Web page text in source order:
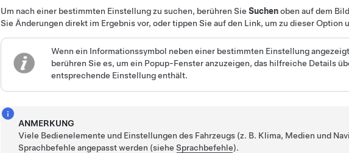
Um nach einer bestimmten Einstellung zu suchen, berühren Sie Suchenoben auf dem
Sie Änderungen direkt im Ergebnis vor, oder tippen Sie auf den Link, um zu dieser Option
Wenn ein Informationssymbol neben einer bestimmten Einstellung
berühren Sie es, um ein Popup-Fenster anzuzeigen, das hilfreiche Details
entsprechende Einstellung enthält.
ANMERKUNG
Viele Bedienelemente und Einstellungen des Fahrzeugs (z. B. Klima, Medien und
Sprachbefehle angepasst werden (sieheSprachbefehle).